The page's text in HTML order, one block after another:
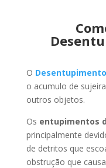
O Desentupimento
o acumulo de
outros objetos.
Os entupimentos
principalmente
de detritos que
obstrução que